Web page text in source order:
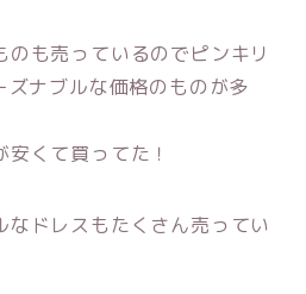
も売っているのでピンキリ
ナブルな価格のものが多
くて買ってた！
なドレスもたくさん売ってい